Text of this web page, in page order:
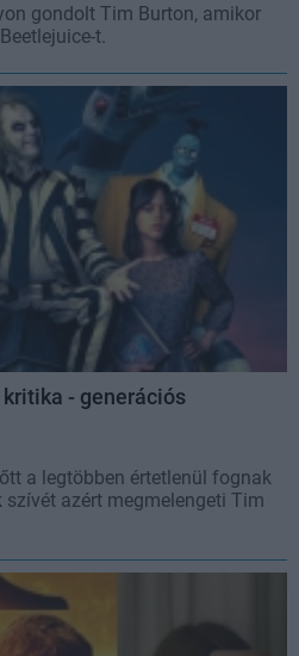
gondolt Tim Burton, amikor
t.
- generációs
a legtöbben értetlenül fognak
azért megmelengeti Tim